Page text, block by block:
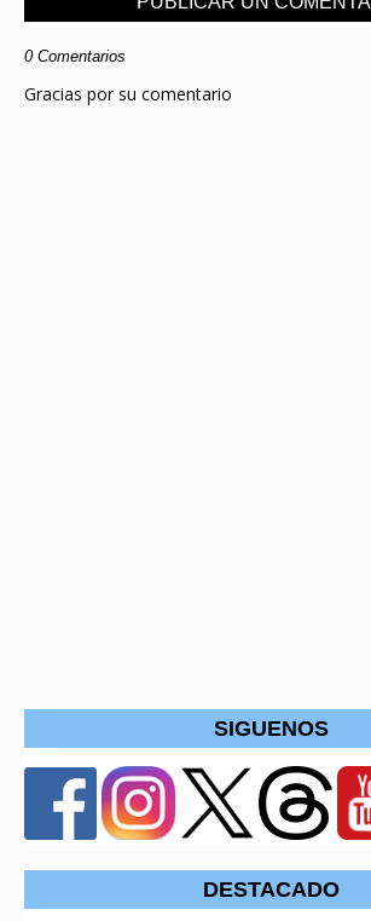
0 Comentarios
Gracias por su comentario
SIGUENOS
DESTACADO